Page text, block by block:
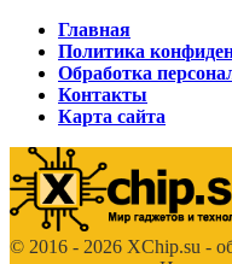
Главная
Политика
Обработка
Контакты
Карта сайта
© 2016 - 2026 XChip.su -